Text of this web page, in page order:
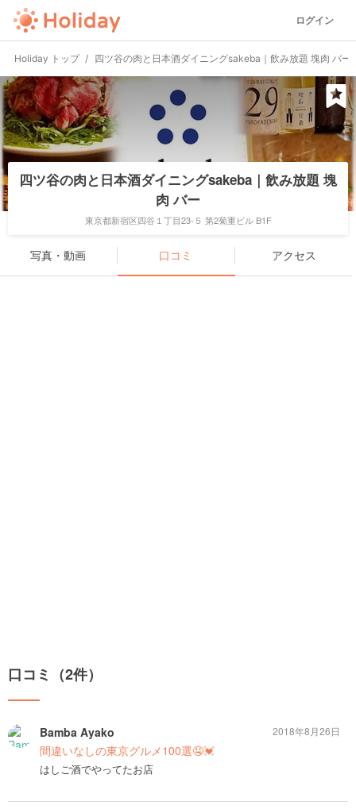
ログイン
Holiday トップ 四ツ谷の肉と日本酒ダイニングsakeba｜飲み放題 塊肉 バー
四ツ谷の肉と日本酒ダイニングsakeba｜飲み放題 塊
肉 バー
東京都新宿区四谷１丁目23-５ 第2菊重ビル B1F
写真・動画 口コミ アクセス
口コミ（2件）
Bamba Ayako
間違いなしの東京グルメ100選🤤💓
はしご酒でやってたお店
2018年8月26日